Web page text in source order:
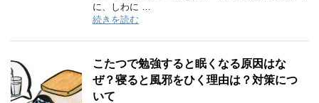
に、しわに …
続きを読む
こたつで勉強すると眠くなる原因はな
ぜ？寝ると風邪をひく理由は？対策につ
いて